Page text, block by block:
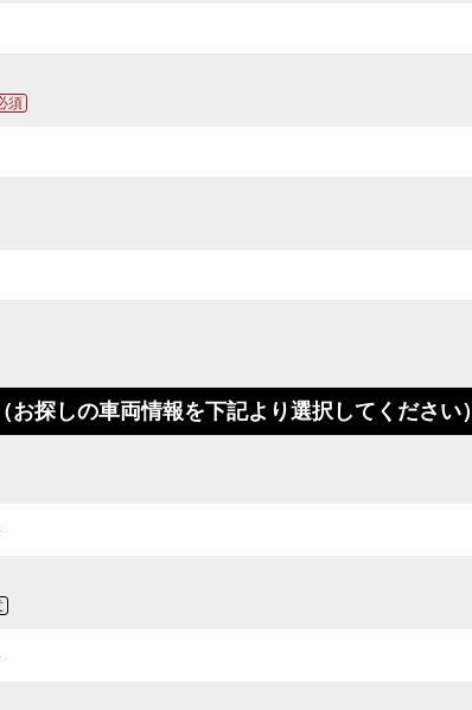
須
お探しの車両情報を下記より選択してください）